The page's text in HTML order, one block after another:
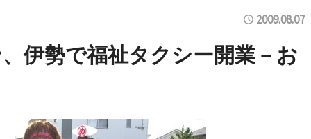
2009.08.07
伊勢で福祉タクシー開業－お